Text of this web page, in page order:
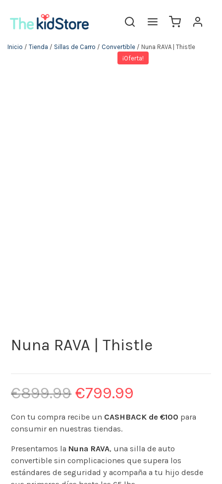
Inicio / Tienda / Sillas de Carro / Convertible / Nuna RAVA | Thistle
¡Oferta!
Nuna RAVA | Thistle
€899.99 €799.99
Con tu compra recibe un CASHBACK de €100 para
consumir en nuestras tiendas.
Presentamos la Nuna RAVA, una silla de auto
convertible sin complicaciones que supera los
estándares de seguridad y acompaña a tu hijo desde